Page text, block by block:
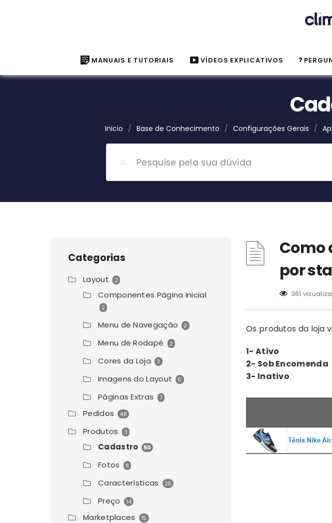
MANUAIS E TUTORIAIS VÍDEOS EXPLICATIVOS
Inicio / Base de Conhecimento / Configurações Gerais /
Categorias
Layout 2
Componentes Página Inicial
2
Menu de Navegação 2
Menu de Rodapé 2
Cores da Loja 3
Imagens do Layout 6
Páginas Extras 7
Pedidos 48
Produtos 3
Cadastro 50
Fotos 8
Características 25
Preço 14
Marketplaces 15
Como
por
361
Os produtos da loja
1- Ativo
2- Sob Encomenda
3- Inativo